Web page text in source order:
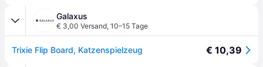
Galaxus
€ 3,00 Versand, 10–15 Tage
Trixie Flip Board, Katzenspielzeug € 10,39